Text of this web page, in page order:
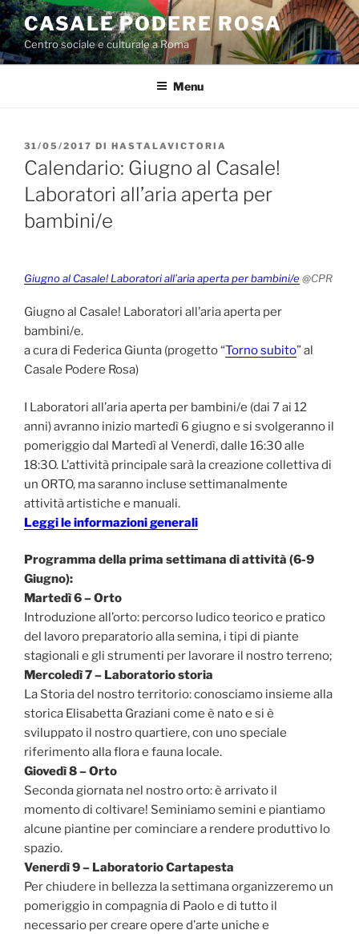
Salta
al
contenuto
CASALE PODERE ROSA
Centro sociale e culturale a Roma
Menu
PUBBLICATO
IL
31/05/2017 DI HASTALAVICTORIA
Calendario: Giugno al Casale!
Laboratori all’aria aperta per
bambini/e
Giugno al Casale! Laboratori all’aria aperta per bambini/e @CPR
Giugno al Casale! Laboratori all’aria aperta per
bambini/e.
a cura di Federica Giunta (progetto “Torno subito” al
Casale Podere Rosa)
I Laboratori all’aria aperta per bambini/e (dai 7 ai 12
anni) avranno inizio martedì 6 giugno e si svolgeranno il
pomeriggio dal Martedì al Venerdì, dalle 16:30 alle
18:3O. L’attività principale sarà la creazione collettiva di
un ORTO, ma saranno incluse settimanalmente
attività artistiche e manuali.
Leggi le informazioni generali
Programma della prima settimana di attività (6-9
Giugno):
Martedì 6 – Orto
Introduzione all’orto: percorso ludico teorico e pratico
del lavoro preparatorio alla semina, i tipi di piante
stagionali e gli strumenti per lavorare il nostro terreno;
Mercoledì 7 – Laboratorio storia
La Storia del nostro territorio: conosciamo insieme alla
storica Elisabetta Graziani come è nato e si è
sviluppato il nostro quartiere, con uno speciale
riferimento alla flora e fauna locale.
Giovedì 8 – Orto
Seconda giornata nel nostro orto: è arrivato il
momento di coltivare! Seminiamo semini e piantiamo
alcune piantine per cominciare a rendere produttivo lo
spazio.
Venerdì 9 – Laboratorio Cartapesta
Per chiudere in bellezza la settimana organizzeremo un
pomeriggio in compagnia di Paolo e di tutto il
necessario per creare opere d’arte uniche e